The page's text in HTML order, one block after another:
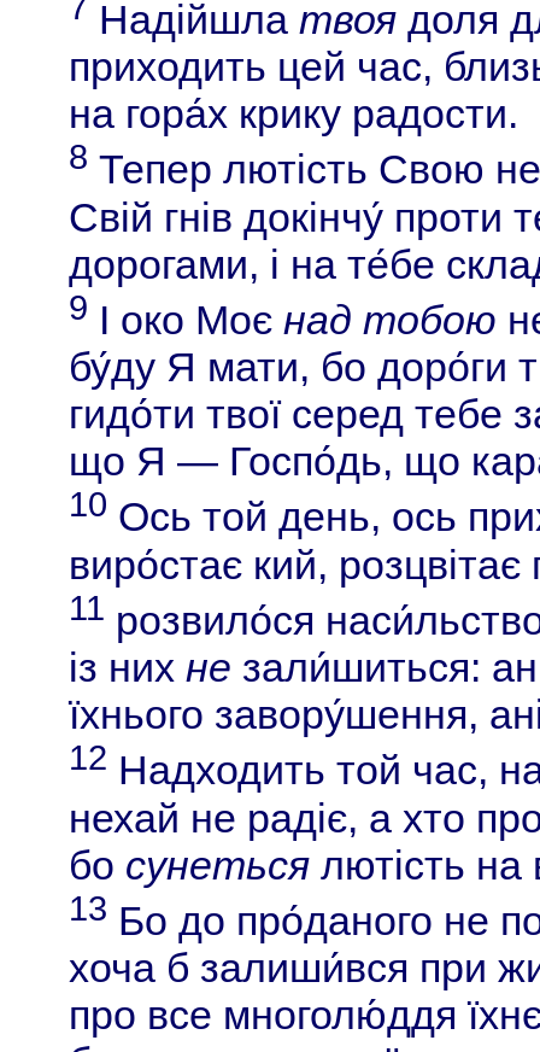
Надійшлатвоя доля
приходить цей час,
на гора́х крику радости.
8 Тепер лютість Свою
Свій гнів докінчу́ проти
дорогами, і на те́бе
9 І око Моєнад тобою
бу́ду Я мати, бо доро́ги
гидо́ти твої серед тебе
що Я — Госпо́дь, що
10 Ось той день, ось
виро́стає кий, розцвітає
11 розвило́ся
із нихне зали́шиться:
їхнього завору́шення,
12 Надходить той час,
нехай не радіє, а хто
бо сунеться лютість
13 Бо до про́даного не
хоча б залиши́вся при
про все многолю́ддя їхнє